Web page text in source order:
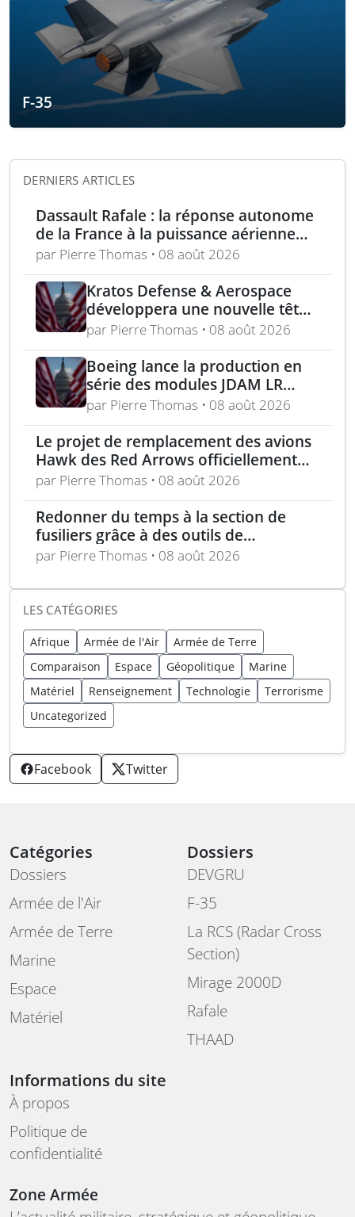
F-35
DERNIERS ARTICLES
Dassault Rafale : la réponse autonome
de la France à la puissance aérienne
moderne
par Pierre Thomas • 08 août 2026
Kratos Defense & Aerospace
développera une nouvelle tête
chercheuse pour les missiles
FGM-148 Javelin
par Pierre Thomas • 08 août 2026
Boeing lance la production en
série des modules JDAM LR
pour frappes de précision
longue portée
par Pierre Thomas • 08 août 2026
Le projet de remplacement des avions
Hawk des Red Arrows officiellement
lancé
par Pierre Thomas • 08 août 2026
Redonner du temps à la section de
fusiliers grâce à des outils de
planification optimisés
par Pierre Thomas • 08 août 2026
LES CATÉGORIES
Afrique Armée de l'Air
Armée de Terre
Comparaison
Espace Géopolitique
Marine
Matériel
Renseignement Technologie
Terrorisme
Uncategorized
Facebook Twitter
Catégories
Dossiers
Armée de l'Air
Armée de Terre
Marine
Espace
Matériel
Dossiers
DEVGRU
F-35
La RCS (Radar Cross
Section)
Mirage 2000D
Rafale
THAAD
Informations du site
À propos
Politique de
confidentialité
Zone Armée